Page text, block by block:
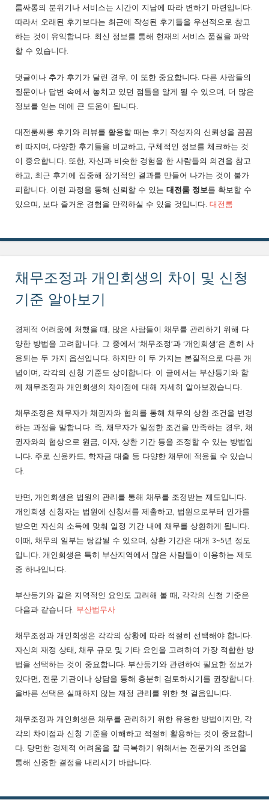
룸싸롱의 분위기나 서비스는 시간이 지남에 따라 변하기 마련입니다.
따라서 오래된 후기보다는 최근에 작성된 후기들을 우선적으로 참고
하는 것이 유익합니다. 최신 정보를 통해 현재의 서비스 품질을 파악
할 수 있습니다.
댓글이나 추가 후기가 달린 경우, 이 또한 중요합니다. 다른 사람들의
질문이나 답변 속에서 놓치고 있던 점들을 알게 될 수 있으며, 더 많은
정보를 얻는 데에 큰 도움이 됩니다.
대전룸싸롱 후기와 리뷰를 활용할 때는 후기 작성자의 신뢰성을 꼼꼼
히 따지며, 다양한 후기들을 비교하고, 구체적인 정보를 체크하는 것
이 중요합니다. 또한, 자신과 비슷한 경험을 한 사람들의 의견을 참고
하고, 최근 후기에 집중해 장기적인 결과를 만들어 나가는 것이 불가
피합니다. 이런 과정을 통해 신뢰할 수 있는 대전룸 정보를 확보할 수
있으며, 보다 즐거운 경험을 만끽하실 수 있을 것입니다. 대전룸
채무조정과 개인회생의 차이 및 신청
기준 알아보기
경제적 어려움에 처했을 때, 많은 사람들이 채무를 관리하기 위해 다
양한 방법을 고려합니다. 그 중에서 ‘채무조정’과 ‘개인회생’은 흔히 사
용되는 두 가지 옵션입니다. 하지만 이 두 가지는 본질적으로 다른 개
념이며, 각각의 신청 기준도 상이합니다. 이 글에서는 부산등기와 함
께 채무조정과 개인회생의 차이점에 대해 자세히 알아보겠습니다.
채무조정은 채무자가 채권자와 협의를 통해 채무의 상환 조건을 변경
하는 과정을 말합니다. 즉, 채무자가 일정한 조건을 만족하는 경우, 채
권자와의 협상으로 원금, 이자, 상환 기간 등을 조정할 수 있는 방법입
니다. 주로 신용카드, 학자금 대출 등 다양한 채무에 적용될 수 있습니
다.
반면, 개인회생은 법원의 관리를 통해 채무를 조정받는 제도입니다.
개인회생 신청자는 법원에 신청서를 제출하고, 법원으로부터 인가를
받으면 자신의 소득에 맞춰 일정 기간 내에 채무를 상환하게 됩니다.
이때, 채무의 일부는 탕감될 수 있으며, 상환 기간은 대개 3~5년 정도
입니다. 개인회생은 특히 부산지역에서 많은 사람들이 이용하는 제도
중 하나입니다.
부산등기와 같은 지역적인 요인도 고려해 볼 때, 각각의 신청 기준은
다음과 같습니다. 부산법무사
채무조정과 개인회생은 각각의 상황에 따라 적절히 선택해야 합니다.
자신의 재정 상태, 채무 규모 및 기타 요인을 고려하여 가장 적합한 방
법을 선택하는 것이 중요합니다. 부산등기와 관련하여 필요한 정보가
있다면, 전문 기관이나 상담을 통해 충분히 검토하시기를 권장합니다.
올바른 선택은 실패하지 않는 재정 관리를 위한 첫 걸음입니다.
채무조정과 개인회생은 채무를 관리하기 위한 유용한 방법이지만, 각
각의 차이점과 신청 기준을 이해하고 적절히 활용하는 것이 중요합니
다. 당면한 경제적 어려움을 잘 극복하기 위해서는 전문가의 조언을
통해 신중한 결정을 내리시기 바랍니다.